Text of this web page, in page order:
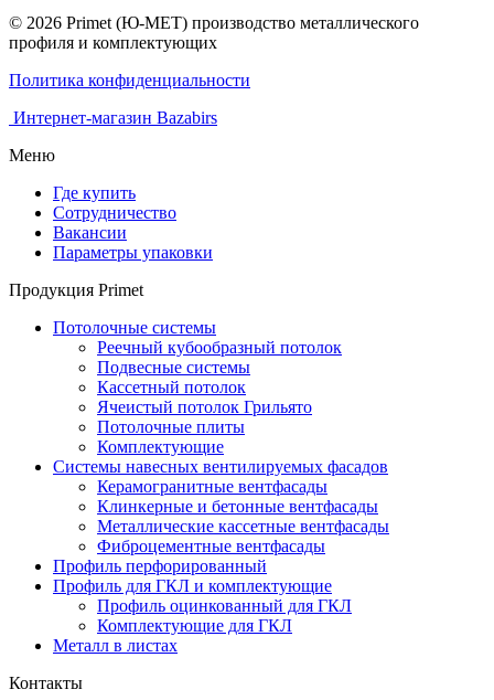
© 2026 Primet (Ю-МЕТ) производство металлического
профиля и комплектующих
Политика конфиденциальности
Интернет-магазин Bazabirs
Меню
Где купить
Сотрудничество
Вакансии
Параметры упаковки
Продукция Primet
Потолочные системы
Реечный кубообразный потолок
Подвесные системы
Кассетный потолок
Ячеистый потолок Грильято
Потолочные плиты
Комплектующие
Системы навесных вентилируемых фасадов
Керамогранитные вентфасады
Клинкерные и бетонные вентфасады
Металлические кассетные вентфасады
Фиброцементные вентфасады
Профиль перфорированный
Профиль для ГКЛ и комплектующие
Профиль оцинкованный для ГКЛ
Комплектующие для ГКЛ
Металл в листах
Контакты